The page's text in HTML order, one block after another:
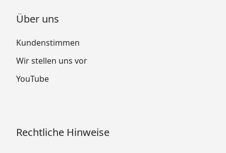
Über uns
Kundenstimmen
Wir stellen uns vor
YouTube
Rechtliche Hinweise